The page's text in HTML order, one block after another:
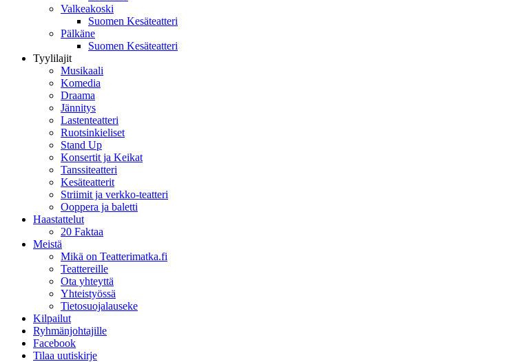
Valkeakoski
Suomen Kesäteatteri
Pälkäne
Suomen Kesäteatteri
Tyylilajit
Musikaali
Komedia
Draama
Jännitys
Lastenteatteri
Ruotsinkieliset
Stand Up
Konsertit ja Keikat
Tanssiteatteri
Kesäteatterit
Striimit ja verkko-teatteri
Ooppera ja baletti
Haastattelut
20 Faktaa
Meistä
Mikä on Teatterimatka.fi
Teattereille
Ota yhteyttä
Yhteistyössä
Tietosuojalauseke
Kilpailut
Ryhmänjohtajille
Facebook
Tilaa uutiskirje